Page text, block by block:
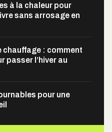
à la chaleur pour
sans arrosage en
chauffage : comment
passer l’hiver au
pour une